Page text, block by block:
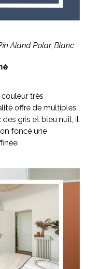
Aland Polar, Blanc
très
offre de multiples
gris et bleu nuit, il
foncé une